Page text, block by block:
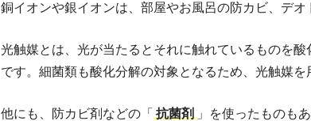
銅イオンや銀イオンは、部屋やお風呂の防カビ、デオ
光触媒とは、光が当たるとそれに触れているものを
です。細菌類も酸化分解の対象となるため、光触媒を
他にも、防カビ剤などの「 抗菌剤 」を使ったものも